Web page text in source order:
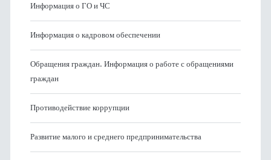
Информация о ГО и ЧС
Информация о кадровом обеспечении
Обращения граждан. Информация о работе с обращениями
граждан
Противодействие коррупции
Развитие малого и среднего предпринимательства